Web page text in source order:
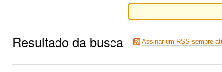
Resultado da busca Assinar um RSS sempre